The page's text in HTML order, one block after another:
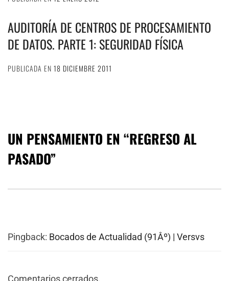
AUDITORÍA DE CENTROS DE PROCESAMIENTO
DE DATOS. PARTE 1: SEGURIDAD FÍSICA
PUBLICADA EN 18 DICIEMBRE 2011
UN PENSAMIENTO EN “REGRESO AL
PASADO”
Pingback: Bocados de Actualidad (91Âº) | Versvs
Comentarios cerrados.